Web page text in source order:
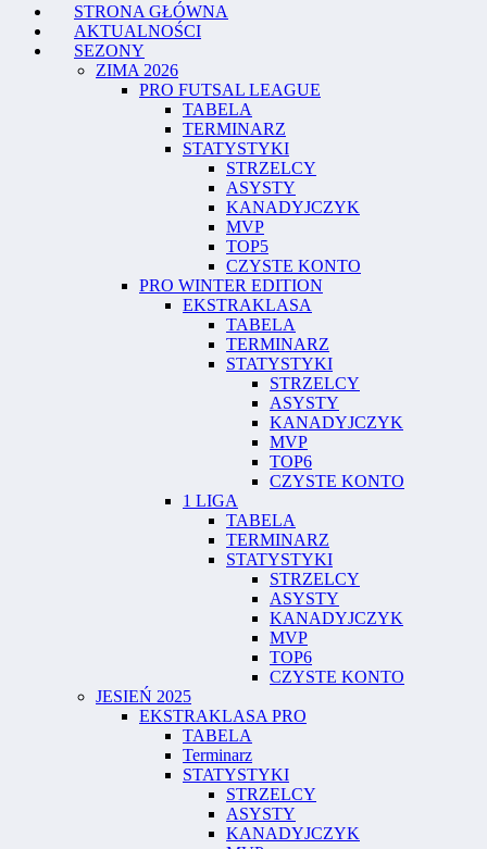
STRONA GŁÓWNA
AKTUALNOŚCI
SEZONY
ZIMA 2026
PRO FUTSAL LEAGUE
TABELA
TERMINARZ
STATYSTYKI
STRZELCY
ASYSTY
KANADYJCZYK
MVP
TOP5
CZYSTE KONTO
PRO WINTER EDITION
EKSTRAKLASA
TABELA
TERMINARZ
STATYSTYKI
STRZELCY
ASYSTY
KANADYJCZYK
MVP
TOP6
CZYSTE KONTO
1 LIGA
TABELA
TERMINARZ
STATYSTYKI
STRZELCY
ASYSTY
KANADYJCZYK
MVP
TOP6
CZYSTE KONTO
JESIEŃ 2025
EKSTRAKLASA PRO
TABELA
Terminarz
STATYSTYKI
STRZELCY
ASYSTY
KANADYJCZYK